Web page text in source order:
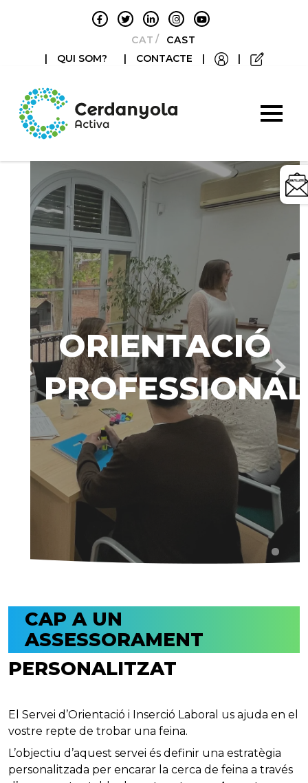
CATALÀCASTELLANO
|
QUI SOM? | CONTACTE | |
ORIENTACIÓ
PROFESSIONAL
CAP A UN
ASSESSORAMENT
PERSONALITZAT
El Servei d’Orientació i Inserció Laboral us ajuda en el
vostre repte de trobar una feina.
L’objectiu d’aquest servei és definir una estratègia
personalitzada per encarar la cerca de feina a través